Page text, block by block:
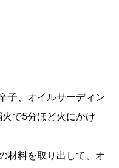
子、オイルサーディン
で5分ほど火にかけ
材料を取り出して、オ